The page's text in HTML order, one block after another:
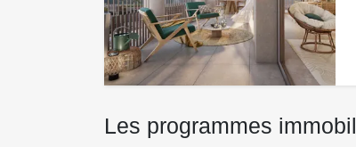
Les programmes